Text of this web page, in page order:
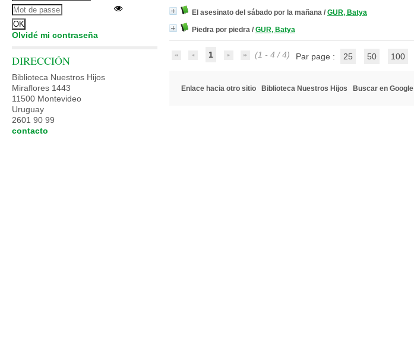
El asesinato del sábado por la mañana / GUR, Batya
Piedra por piedra / GUR, Batya
1 (1 - 4 / 4) Par page : 25 50 100
Enlace hacia otro sitio Biblioteca Nuestros Hijos Buscar en Google
Olvidé mi contraseña
DIRECCIÓN
Biblioteca Nuestros Hijos
Miraflores 1443
11500 Montevideo
Uruguay
2601 90 99
contacto